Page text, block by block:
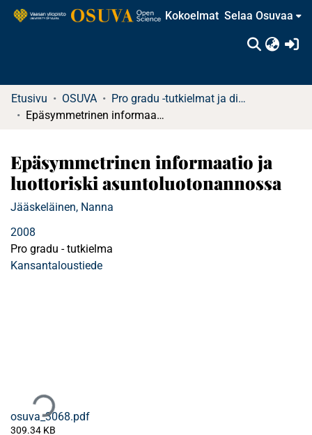
Kokoelmat Selaa Osuvaa
Etusivu OSUVA
Pro gradu -tutkielmat ja diplomityöt
Epäsymmetrinen informaatio ja luottoriski asuntoluotonannossa
Epäsymmetrinen informaatio ja
luottoriski asuntoluotonannossa
Jääskeläinen, Nanna
2008
Pro gradu - tutkielma
Kansantaloustiede
osuva_3068.pdf
309.34 KB